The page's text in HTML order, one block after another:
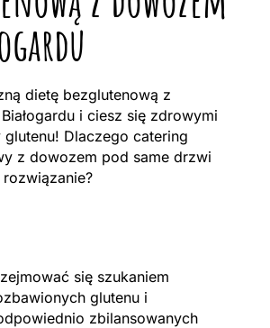
dietę bezglutenową z
i ciesz się zdrowymi
Dlaczego catering
z dowozem pod same drzwi
się szukaniem
glutenu i
zbilansowanych